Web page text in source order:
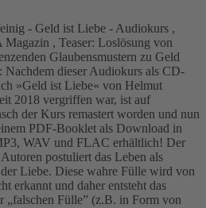
- Geld ist Liebe - Audiokurs ,
, Teaser: Loslösung von
Glaubensmustern zu Geld
Nachdem dieser Audiokurs als CD-
»Geld ist Liebe« von Helmut
2018 vergriffen war, ist auf
der Kurs remastert worden und nun
PDF-Booklet als Download in
WAV und FLAC erhältlich! Der
postuliert das Leben als
Liebe. Diese wahre Fülle wird von
erkannt und daher entsteht das
„falschen Fülle” (z.B. in Form von